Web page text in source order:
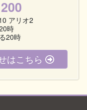
アリオ2
時
20時
はこちら